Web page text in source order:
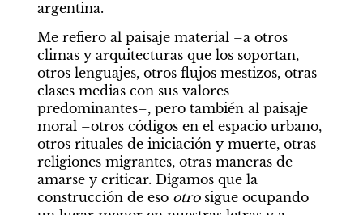
argentina.
Me refiero al paisaje material –a otros
climas y arquitecturas que los soportan,
otros lenguajes, otros flujos mestizos, otras
clases medias con sus valores
predominantes–, pero también al paisaje
moral –otros códigos en el espacio urbano,
otros rituales de iniciación y muerte, otras
religiones migrantes, otras maneras de
amarse y criticar. Digamos que la
construcción de eso otro sigue ocupando